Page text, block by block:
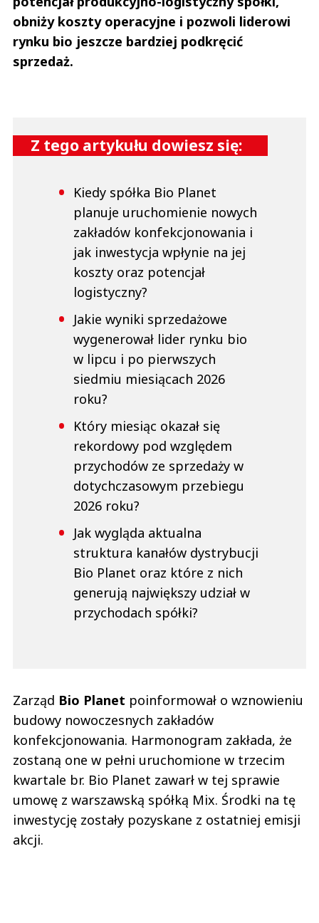
obniży koszty operacyjne i pozwoli liderowi
rynku bio jeszcze bardziej podkręcić
sprzedaż.
Z tego artykułu dowiesz się:
Kiedy spółka Bio Planet
planuje uruchomienie nowych
zakładów konfekcjonowania i
jak inwestycja wpłynie na jej
koszty oraz potencjał
logistyczny?
Jakie wyniki sprzedażowe
wygenerował lider rynku bio
w lipcu i po pierwszych
siedmiu miesiącach 2026
roku?
Który miesiąc okazał się
rekordowy pod względem
przychodów ze sprzedaży w
dotychczasowym przebiegu
2026 roku?
Jak wygląda aktualna
struktura kanałów dystrybucji
Bio Planet oraz które z nich
generują największy udział w
przychodach spółki?
Zarząd Bio Planet poinformował o wznowieniu
budowy nowoczesnych zakładów
konfekcjonowania. Harmonogram zakłada, że
zostaną one w pełni uruchomione w trzecim
kwartale br. Bio Planet zawarł w tej sprawie
umowę z warszawską spółką Mix. Środki na tę
inwestycję zostały pozyskane z ostatniej emisji
akcji.